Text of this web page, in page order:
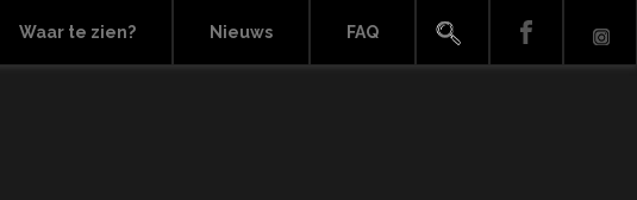
Waar te zien? Nieuws FAQ